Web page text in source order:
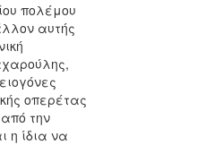
πολέμου
αυτής
οπερέτας
την
η ίδια να